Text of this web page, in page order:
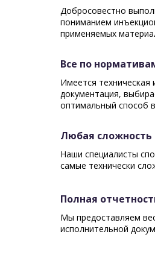
Добросовестно
пониманием
применяемых
Все по
Имеется техническая
документация,
оптимальный способ
Любая сложность
Наши специалисты
самые технически
Полная
Мы предоставляем
исполнительной